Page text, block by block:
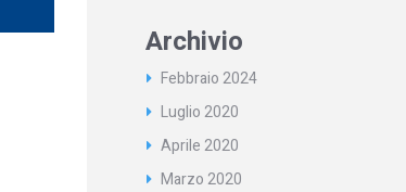
Archivio
Febbraio2024
Luglio2020
Aprile2020
Marzo2020